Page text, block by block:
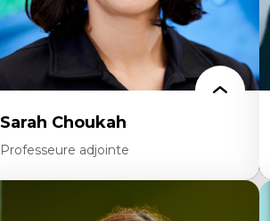
Sarah Choukah
Professeure adjointe